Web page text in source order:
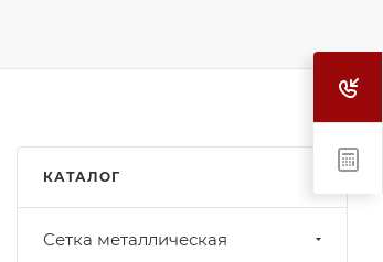
КАТАЛОГ
Cетка металлическая